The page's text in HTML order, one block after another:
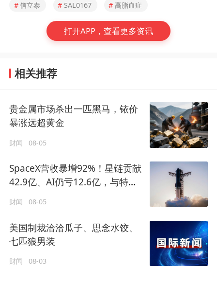
#信立泰 # SAL0167 # 高脂血症
打开APP，查看更多资讯
相关推荐
贵金属市场杀出一匹黑马，铱价
暴涨远超黄金
财闻 08-05
SpaceX营收暴增92%！星链贡献
42.9亿、AI仍亏12.6亿，与特斯
财闻 08-05
美国制裁洽洽瓜子、思念水饺、
七匹狼男装
财闻 08-03